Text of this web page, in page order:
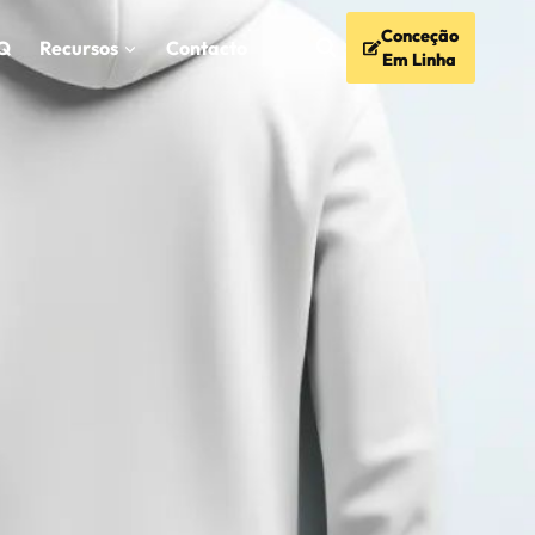
Recursos Contacto
Conceção
Em Linha